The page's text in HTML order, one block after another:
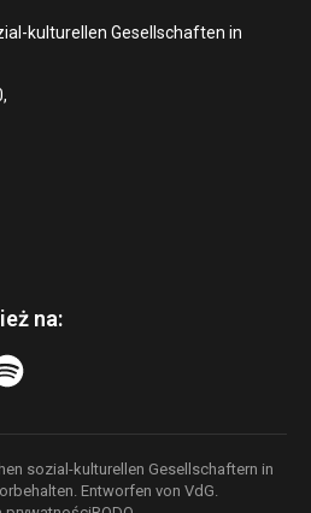
kulturellen Gesellschaften in
na:
sozial-kulturellen Gesellschaftern in
Entworfen von VdG.